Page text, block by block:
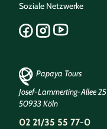
Soziale Netzwerke
Papaya Tours
Josef-Lammerting-Allee 25
50933 Köln
02 21/35 55 77-0